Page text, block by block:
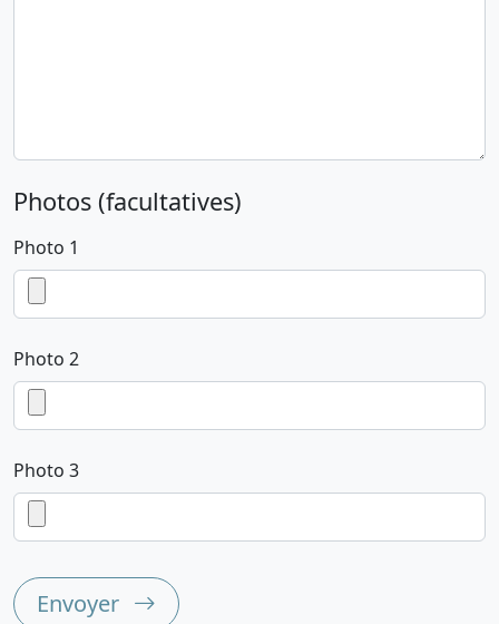
Photos (facultatives)
Photo 1
Photo 2
Photo 3
Envoyer